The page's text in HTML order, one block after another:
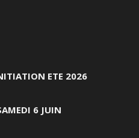
ETE 2026
6 JUIN